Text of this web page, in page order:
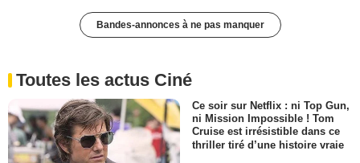
Bandes-annonces à ne pas manquer
Toutes les actus Ciné
Ce soir sur Netflix : ni Top Gun,
ni Mission Impossible ! Tom
Cruise est irrésistible dans ce
thriller tiré d’une histoire vraie